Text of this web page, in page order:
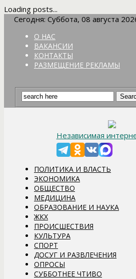
Loading posts...
Сегодня: Суббота, 08 августа
О НАС
ВАКАНСИИ
КОНТАКТЫ
РАЗМЕЩЕНИЕ РЕКЛАМЫ
Независимая
ПОЛИТИКА И ВЛАСТЬ
ЭКОНОМИКА
ОБЩЕСТВО
МЕДИЦИНА
ОБРАЗОВАНИЕ И НАУКА
ЖКХ
ПРОИСШЕСТВИЯ
КУЛЬТУРА
СПОРТ
ДОСУГ И РАЗВЛЕЧЕНИЯ
ОПРОСЫ
СУББОТНЕЕ ЧТИВО